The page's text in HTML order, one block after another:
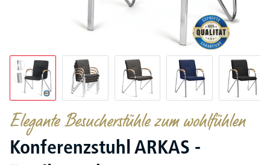
Elegante Besucherstühle zum wohlfühlen
Konferenzstuhl ARKAS -